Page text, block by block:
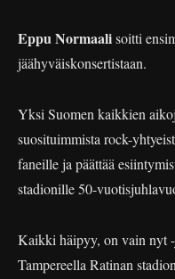
Eppu Normaalisoitti
jäähyväiskonsertistaan.
Yksi Suomen kaikkien
suosituimmista rock-
faneille ja päättää
stadionille 50-
Kaikki häipyy, on vain nyt
Tampereella Ratinan